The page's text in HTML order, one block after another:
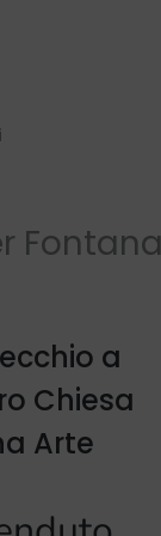
Fontana
a
Chiesa
Arte